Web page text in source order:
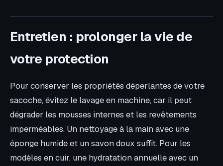
Entretien : prolonger la vie de
votre protection
Pour conserver les propriétés déperlantes de votre
sacoche, évitez le lavage en machine, car il peut
dégrader les mousses internes et les revêtements
imperméables. Un nettoyage à la main avec une
éponge humide et un savon doux suffit. Pour les
modèles en cuir, une hydratation annuelle avec un